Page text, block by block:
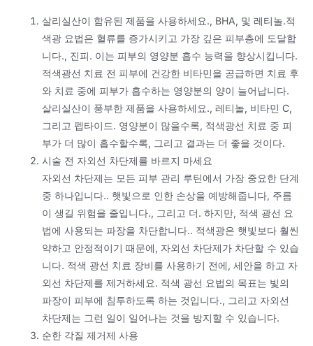
살리실산이 함유된 제품을 사용하세요., BHA, 및 레티놀.적
색광 요법은 혈류를 증가시키고 가장 깊은 피부층에 도달합
니다., 진피. 이는 피부의 영양분 흡수 능력을 향상시킵니다.
적색광선 치료 전 피부에 건강한 비타민을 공급하면 치료 후
와 치료 중에 피부가 흡수하는 영양분의 양이 늘어납니다.
살리실산이 풍부한 제품을 사용하세요., 레티놀, 비타민 C,
그리고 펩타이드. 영양분이 많을수록, 적색광선 치료 중 피
부가 더 많이 흡수할수록, 그리고 결과는 더 좋을 것이다.
시술 전 자외선 차단제를 바르지 마세요
자외선 차단제는 모든 피부 관리 루틴에서 가장 중요한 단계
중 하나입니다.. 햇빛으로 인한 손상을 예방해줍니다, 주름
이 생길 위험을 줄입니다., 그리고 더. 하지만, 적색 광선 요
법에 사용되는 파장을 차단합니다.. 적색광은 햇빛보다 훨씬
약하고 안정적이기 때문에, 자외선 차단제가 차단할 수 있습
니다. 적색 광선 치료 장비를 사용하기 전에, 세안을 하고 자
외선 차단제를 제거하세요. 적색 광선 요법의 목표는 빛의
파장이 피부에 침투하도록 하는 것입니다., 그리고 자외선
차단제는 그런 일이 일어나는 것을 방지할 수 있습니다.
순한 각질 제거제 사용